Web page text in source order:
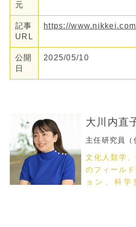
元
記事
URL
https://
公開
日
2025/05/10
大川内直
主任研究員（
文化人類学
のフィール
ョン、科学